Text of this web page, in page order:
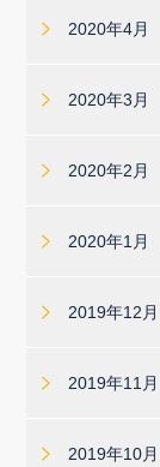
2020年4月
2020年3月
2020年2月
2020年1月
2019年12月
2019年11月
2019年10月